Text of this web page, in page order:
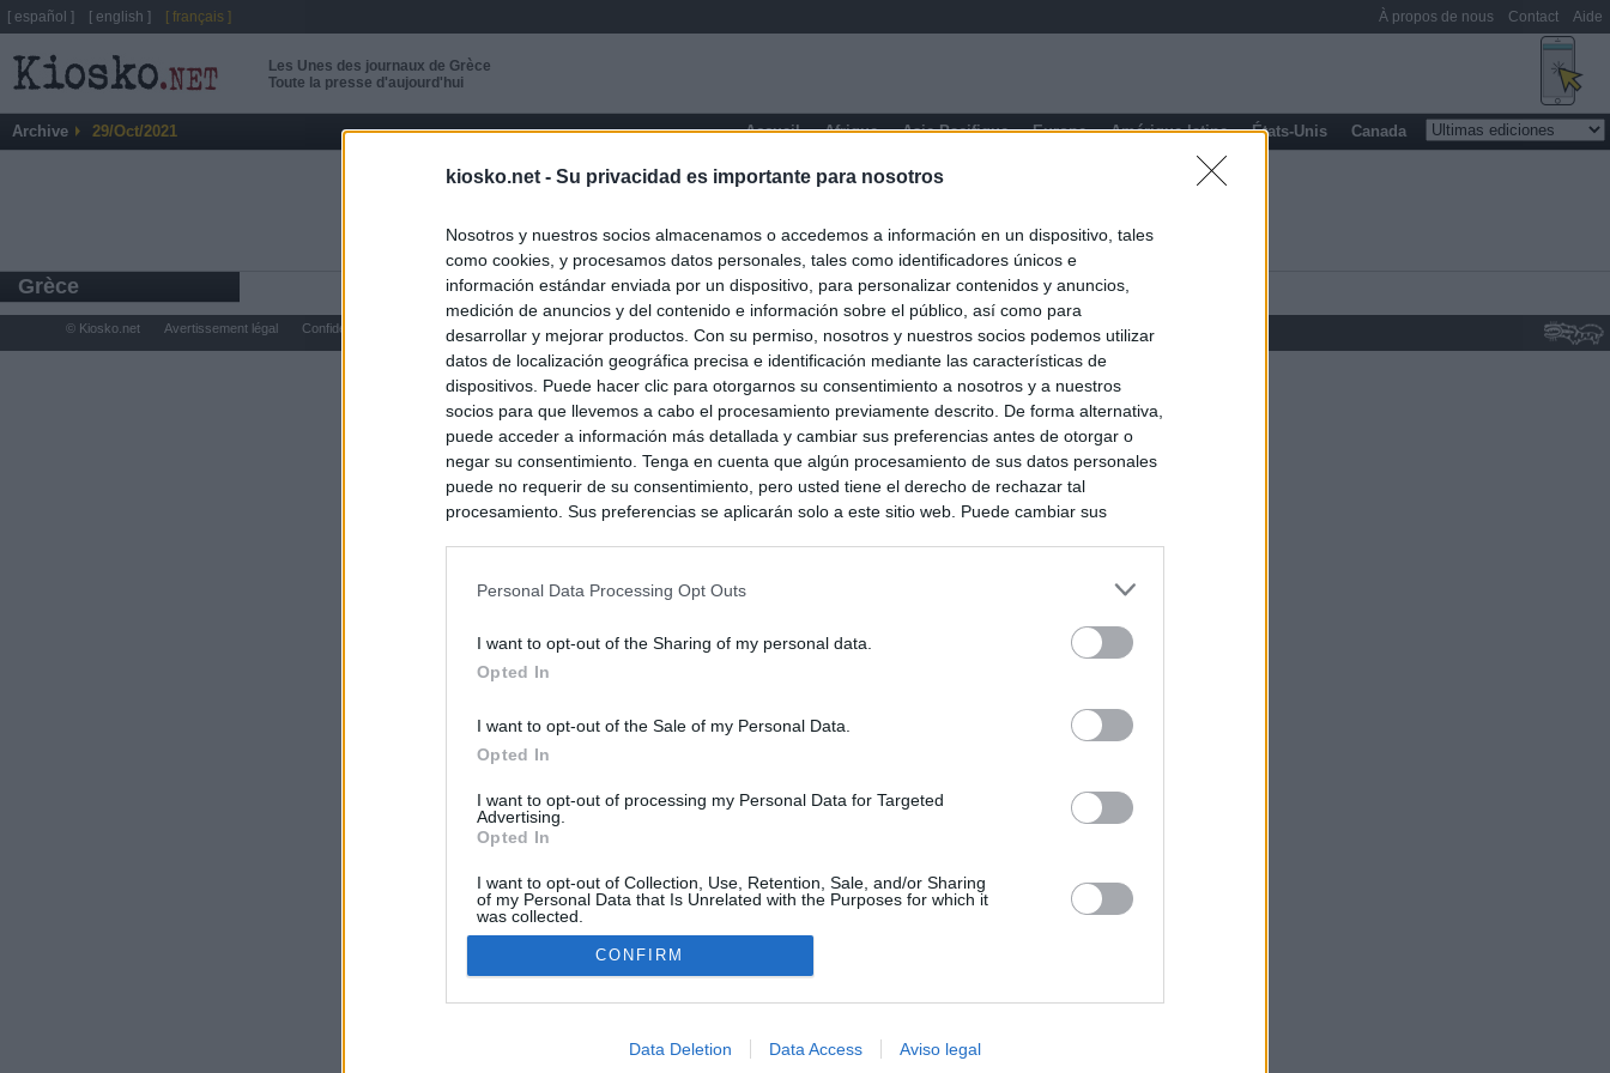
kiosko.net - Su privacidad es importante para nosotros
Nosotros y nuestros socios almacenamos o accedemos a información en un dispositivo, tales
como cookies, y procesamos datos personales, tales como identificadores únicos e
información estándar enviada por un dispositivo, para personalizar contenidos y anuncios,
medición de anuncios y del contenido e información sobre el público, así como para
desarrollar y mejorar productos. Con su permiso, nosotros y nuestros socios podemos utilizar
datos de localización geográfica precisa e identificación mediante las características de
dispositivos. Puede hacer clic para otorgarnos su consentimiento a nosotros y a nuestros
socios para que llevemos a cabo el procesamiento previamente descrito. De forma alternativa,
puede acceder a información más detallada y cambiar sus preferencias antes de otorgar o
negar su consentimiento. Tenga en cuenta que algún procesamiento de sus datos personales
puede no requerir de su consentimiento, pero usted tiene el derecho de rechazar tal
procesamiento. Sus preferencias se aplicarán solo a este sitio web. Puede cambiar sus
Personal Data Processing Opt Outs
I want to opt-out of the Sharing of my personal data.
Opted In
I want to opt-out of the Sale of my Personal Data.
Opted In
I want to opt-out of processing my Personal Data for Targeted
Advertising.
Opted In
I want to opt-out of Collection, Use, Retention, Sale, and/or Sharing
of my Personal Data that Is Unrelated with the Purposes for which it
was collected.
Opted In
CONFIRM
Data Deletion Data Access Aviso legal
Les Unes des journaux de Grèce
Toute la presse d'aujourd'hui
Archive 29/Oct/2021 Accueil Afrique Asie-Pacifique Europe Amérique latine États-Unis Canada
Grèce
[ español ] [ english ] [ français ] À propos de nous Contact Aide
© Kiosko.net Avertissement légal Confidentialité et Cookies